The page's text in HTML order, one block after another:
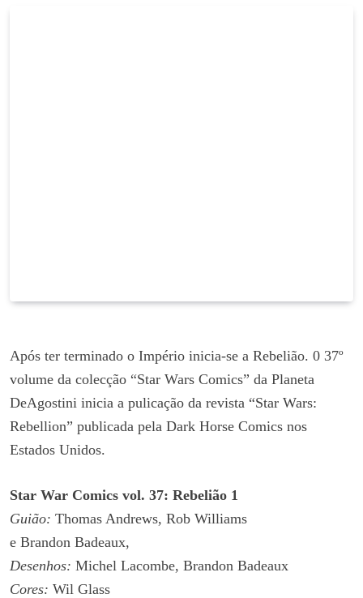
Após ter terminado o Império inicia-se a Rebelião. 0 37º
volume da colecção “Star Wars Comics” da Planeta
DeAgostini inicia a pulicação da revista “Star Wars:
Rebellion” publicada pela Dark Horse Comics nos
Estados Unidos.
Star War Comics vol. 37: Rebelião 1
Guião: Thomas Andrews, Rob Williams
e Brandon Badeaux,
Desenhos: Michel Lacombe, Brandon Badeaux
Cores: Wil Glass